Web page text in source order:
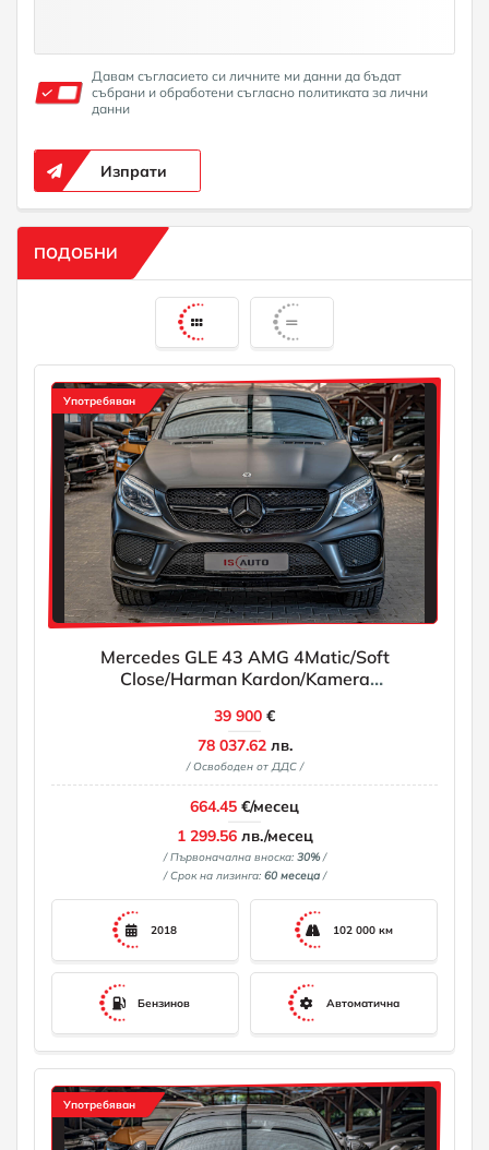
Давам съгласието си личните ми данни да бъдат
събрани и обработени съгласно политиката за лични
данни
Изпрати
ПОДОБНИ
Употребяван
Mercedes GLE 43 AMG 4Matic/Soft
Close/Harman Kardon/Kamera
39 900 €
78 037.62лв.
/ Освободен от ДДС /
664.45 €/месец
1 299.56лв./месец
/ Първоначална вноска: 30%/
/ Срок на лизинга: 60 месеца/
2018 102 000 км
Бензинов Автоматична
Употребяван